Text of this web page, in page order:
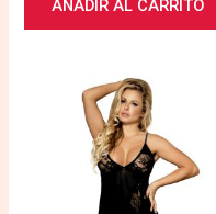
AÑADIR AL CARRITO